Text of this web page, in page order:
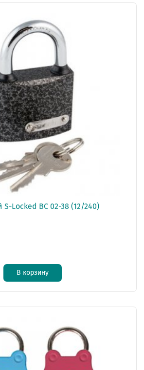
S-Locked ВС 02-38 (12/240)
В корзину